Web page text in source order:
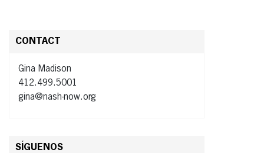
CONTACT
Gina Madison
412.499.5001
gina@nash-now.org
SÍGUENOS